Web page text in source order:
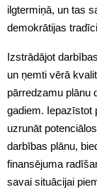
ilgtermiņā, un tas
demokrātijas
Izstrādājot
un ņemti vērā
pārredzamu plānu
gadiem. Iepazīstot
uzrunāt
darbības plānu,
finansējuma
savai situācijai